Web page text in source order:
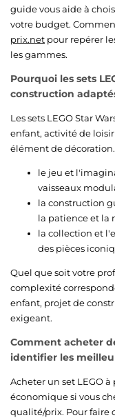
guide vous aide à
votre budget.
prix.net pour repérer
les gammes.
Pourquoi les sets
construction
Les sets LEGO Star
enfant, activité de
élément de
le jeu et
vaisseaux
la construction
la patience et la
la collection et
des pièces
Quel que soit votre
complexité
enfant, projet de
exigeant.
Comment acheter
identifier les
Acheter un set LEGO
économique si vous
qualité/prix. Pour faire